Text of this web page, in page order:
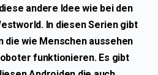
andere Idee wie bei den
In diesen Serien gibt
die wie Menschen aussehen
funktionieren. Es gibt